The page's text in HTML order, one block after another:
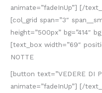
animate=”fadeInUp”] [/
[col_grid span=”3″
height=”500px” bg=”414″
[text_box width=”69″
NOTTE
[button text=”VEDERE DI
animate=”fadeInUp”] [/